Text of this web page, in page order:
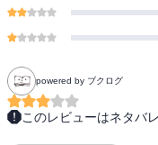
powered by ブクログ
このレビューはネタバ
ダンデライオンに続く本